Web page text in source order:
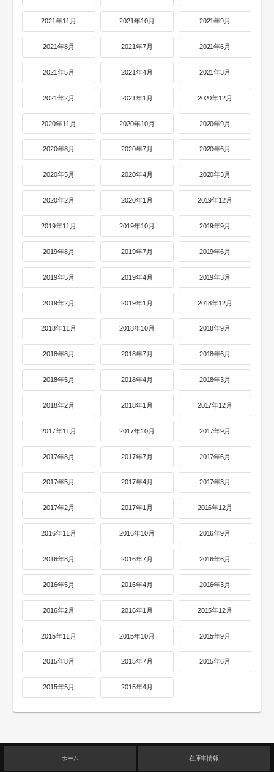
2021年11月 2021年10月 2021年9月
2021年8月 2021年7月 2021年6月
2021年5月 2021年4月 2021年3月
2021年2月 2021年1月 2020年12月
2020年11月 2020年10月 2020年9月
2020年8月 2020年7月 2020年6月
2020年5月 2020年4月 2020年3月
2020年2月 2020年1月 2019年12月
2019年11月 2019年10月 2019年9月
2019年8月 2019年7月 2019年6月
2019年5月 2019年4月 2019年3月
2019年2月 2019年1月 2018年12月
2018年11月 2018年10月 2018年9月
2018年8月 2018年7月 2018年6月
2018年5月 2018年4月 2018年3月
2018年2月 2018年1月 2017年12月
2017年11月 2017年10月 2017年9月
2017年8月 2017年7月 2017年6月
2017年5月 2017年4月 2017年3月
2017年2月 2017年1月 2016年12月
2016年11月 2016年10月 2016年9月
2016年8月 2016年7月 2016年6月
2016年5月 2016年4月 2016年3月
2016年2月 2016年1月 2015年12月
2015年11月 2015年10月 2015年9月
2015年8月 2015年7月 2015年6月
2015年5月 2015年4月
ホーム 在庫車情報